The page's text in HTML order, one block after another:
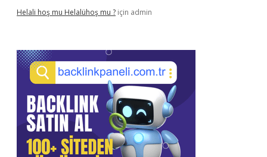
Helali hoş mu Helalühoş mu ? için admin